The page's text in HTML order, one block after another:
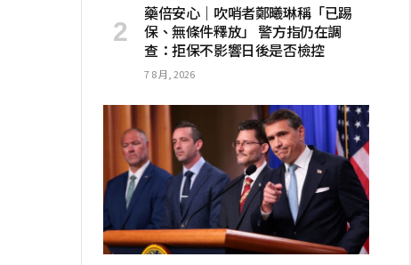
藥倍安心｜吹哨者鄭曦琳稱「已踢
保、無條件釋放」 警方指仍在調
查：拒保不影響日後是否檢控
7 8 月, 2026